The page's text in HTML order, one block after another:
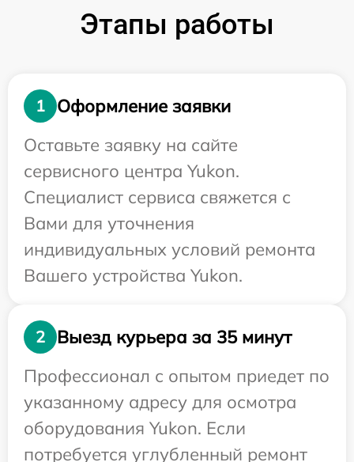
Этапы работы
1
Оформление заявки
Оставьте заявку на сайте
сервисного центра Yukon.
Специалист сервиса свяжется с
Вами для уточнения
индивидуальных условий ремонта
Вашего устройства Yukon.
2
Выезд курьера за 35 минут
Профессионал с опытом приедет по
указанному адресу для осмотра
оборудования Yukon. Если
потребуется углубленный ремонт